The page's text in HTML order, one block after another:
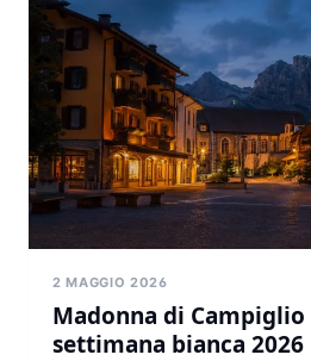
2 MAGGIO 2026
Madonna di
settimana bianca 2026